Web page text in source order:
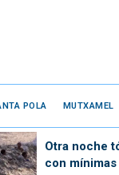
POLA MUTXAMEL
Otra noche
con